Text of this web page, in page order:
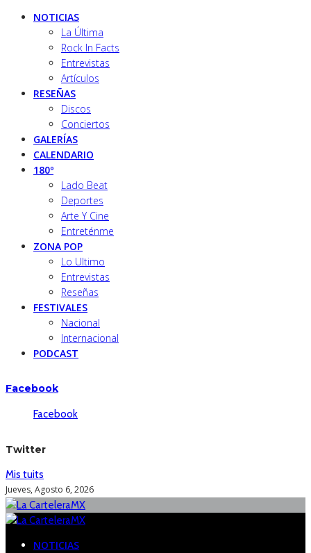
NOTICIAS
La Última
Rock In Facts
Entrevistas
Artículos
RESEÑAS
Discos
Conciertos
GALERÍAS
CALENDARIO
180º
Lado Beat
Deportes
Arte Y Cine
Entreténme
ZONA POP
Lo Ultimo
Entrevistas
Reseñas
FESTIVALES
Nacional
Internacional
PODCAST
Facebook
Facebook
Twitter
Mis tuits
Jueves, Agosto 6, 2026
NOTICIAS